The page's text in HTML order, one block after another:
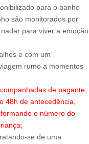
para o banho
são monitorados por
para viver a emoção
e com um
rumo a momentos
de pagante,
48h de antecedência,
o número do
se de uma